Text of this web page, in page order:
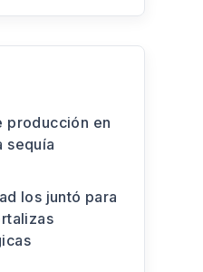
producción en
sequía
los juntó para